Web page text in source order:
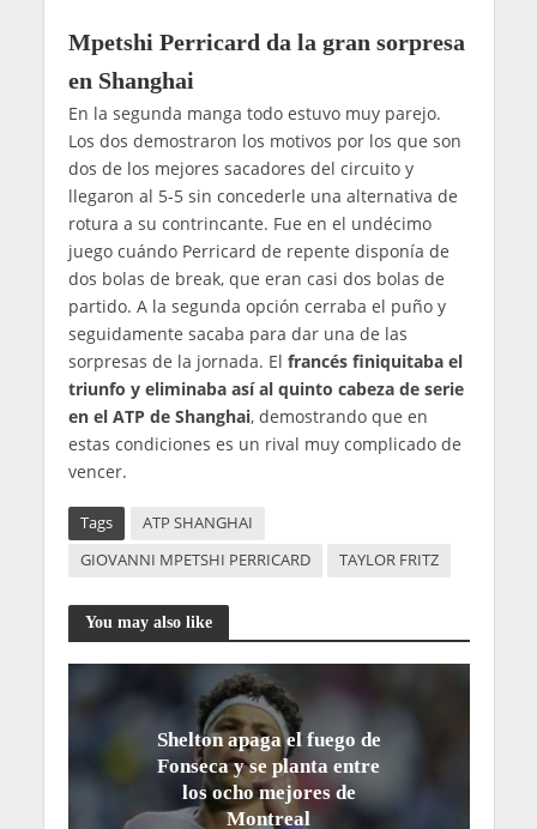
Mpetshi Perricard da la gran sorpresa
en Shanghai
En la segunda manga todo estuvo muy parejo.
Los dos demostraron los motivos por los que son
dos de los mejores sacadores del circuito y
llegaron al 5-5 sin concederle una alternativa de
rotura a su contrincante. Fue en el undécimo
juego cuándo Perricard de repente disponía de
dos bolas de break, que eran casi dos bolas de
partido. A la segunda opción cerraba el puño y
seguidamente sacaba para dar una de las
sorpresas de la jornada. El francés finiquitaba el
triunfo y eliminaba así al quinto cabeza de serie
en el ATP de Shanghai, demostrando que en
estas condiciones es un rival muy complicado de
vencer.
Tags
ATP SHANGHAI
GIOVANNI MPETSHI PERRICARD
TAYLOR FRITZ
You may also like
Shelton apaga el fuego de
Fonseca y se planta entre
los ocho mejores de
Montreal